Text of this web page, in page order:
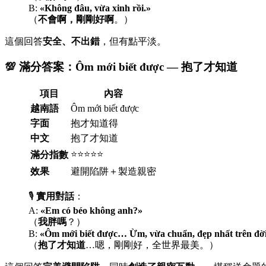
B: «Không đâu, vừa xinh rồi.»
（不會啊，剛剛好啊。）
這個回答安全、不出錯，但有點平淡。
💯 滿分答案：Ôm mới biết được — 抱了才知道
項目
內容
越南語
Ôm mới biết được
字面
抱才知道得
中文
抱了才知道
滿分指數 ⭐⭐⭐⭐⭐
效果
避開陷阱＋製造親密
🎙️ 實用對話：
A: «Em có béo không anh?»
（我胖嗎 ？）
B: «Ôm mới biết được… Ừm, vừa chuẩn, đẹp nhất trên
（抱了才知道…嗯，剛剛好，全世界最美。）